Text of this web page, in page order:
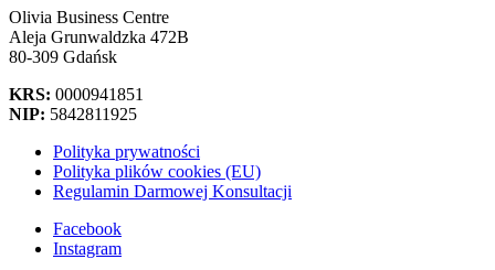
Olivia Business Centre
Aleja Grunwaldzka 472B
80-309 Gdańsk
KRS: 0000941851
NIP: 5842811925
Polityka prywatności
Polityka plików cookies (EU)
Regulamin Darmowej Konsultacji
Facebook
Instagram